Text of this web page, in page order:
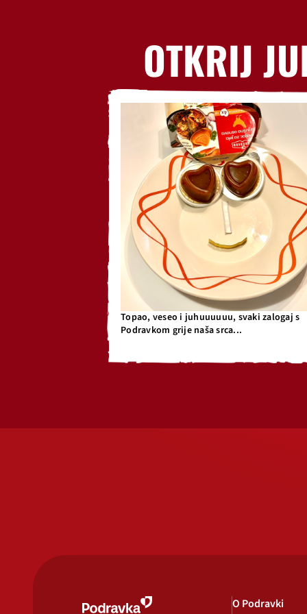
OTKRIJ
Topao, veseo i juhuuuuuu, svaki zalogaj s
Podravkom grije naša srca...
O Podravki